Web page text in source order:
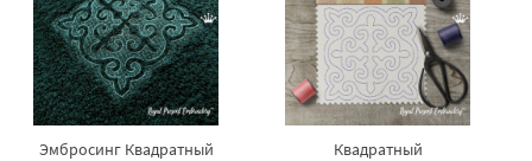
Эмбросинг Квадратный
Квадратный